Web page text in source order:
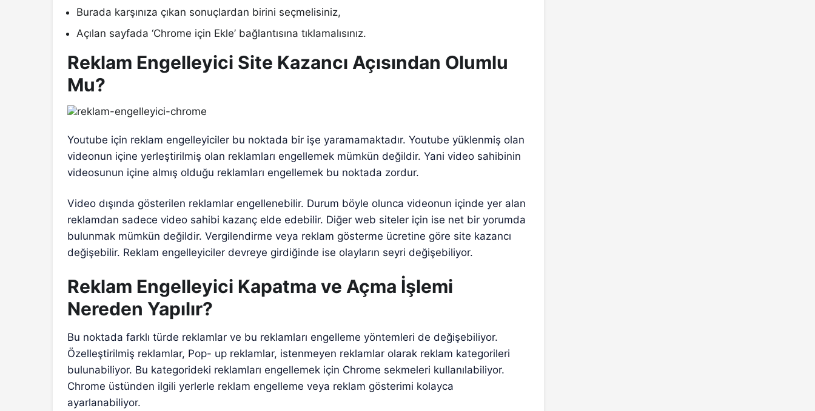
Burada karşınıza çıkan sonuçlardan birini seçmelisiniz,
Açılan sayfada ‘Chrome için Ekle’ bağlantısına tıklamalısınız.
Reklam Engelleyici Site Kazancı Açısından Olumlu
Mu?
Youtube için reklam engelleyiciler bu noktada bir işe yaramamaktadır. Youtube yüklenmiş olan
videonun içine yerleştirilmiş olan reklamları engellemek mümkün değildir. Yani video sahibinin
videosunun içine almış olduğu reklamları engellemek bu noktada zordur.
Video dışında gösterilen reklamlar engellenebilir. Durum böyle olunca videonun içinde yer alan
reklamdan sadece video sahibi kazanç elde edebilir. Diğer web siteler için ise net bir yorumda
bulunmak mümkün değildir. Vergilendirme veya reklam gösterme ücretine göre site kazancı
değişebilir. Reklam engelleyiciler devreye girdiğinde ise olayların seyri değişebiliyor.
Reklam Engelleyici Kapatma ve Açma İşlemi
Nereden Yapılır?
Bu noktada farklı türde reklamlar ve bu reklamları engelleme yöntemleri de değişebiliyor.
Özelleştirilmiş reklamlar, Pop- up reklamlar, istenmeyen reklamlar olarak reklam kategorileri
bulunabiliyor. Bu kategorideki reklamları engellemek için Chrome sekmeleri kullanılabiliyor.
Chrome üstünden ilgili yerlerle reklam engelleme veya reklam gösterimi kolayca
ayarlanabiliyor.